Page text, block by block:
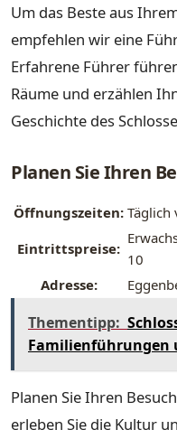
Um das Beste aus
empfehlen wir eine
Erfahrene Führer
Räume und erzählen
Geschichte des
Planen Sie Ihren
Öffnungszeiten: Täglich
Eintrittspreise:
10
Adresse:
Thementipp:
Familienführungen
Planen Sie Ihren
erleben Sie die Kultur